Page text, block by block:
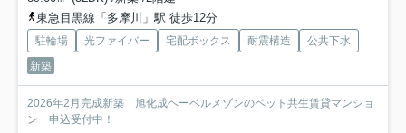
東急目黒線「多摩川」駅 徒歩12分
駐輪場 光ファイバー 宅配ボックス 耐震構造
公共下水
新築
2026年2月完成新築 旭化成ヘーベルメゾンのペット共生賃貸マンショ
ン 申込受付中！